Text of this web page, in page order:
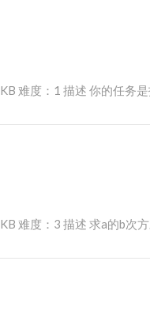
难度：1 描述 你的任务
难度：3 描述 求a的b次